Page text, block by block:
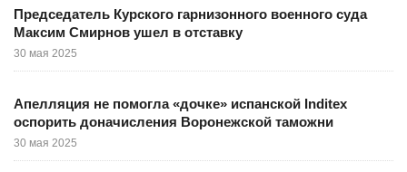
Председатель Курского гарнизонного военного суда
Максим Смирнов ушел в отставку
30 мая 2025
Апелляция не помогла «дочке» испанской Inditex
оспорить доначисления Воронежской таможни
30 мая 2025